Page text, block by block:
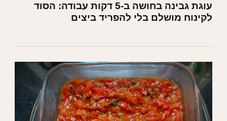
עוגת גבינה בחושה ב-5 דקות עבודה: הסוד
לקינוח מושלם בלי להפריד ביצים